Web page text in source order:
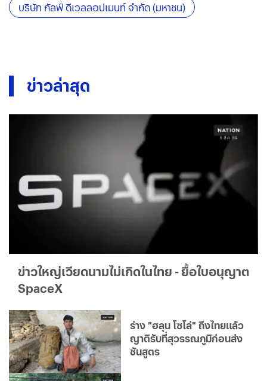
บริษัท กัลฟ์ ดีเวลลอปเมนท์ จำกัด (มหาชน)
ข่าวล่าสุด
ข่าวใหญ่เวียดนามไม่เกิดในไทย - ยื้อใบอนุญาต
SpaceX
ร่าง "ฮลุน โซโล่" ถึงไทยแล้ว
ญาติรับที่สุวรรณภูมิก่อนส่ง
ชันสูตร